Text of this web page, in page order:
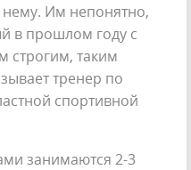
нему. Им непонятно,
в прошлом году с
строгим, таким
тренер по
спортивной
занимаются 2-3